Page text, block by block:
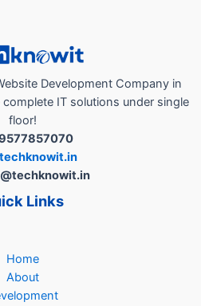
Development Company in
complete IT solutions under single
floor!
Links
Home
About